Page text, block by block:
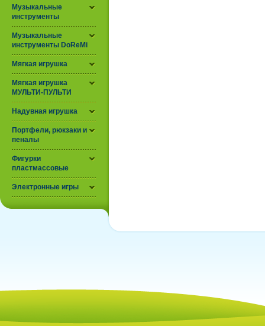
Музыкальные
инструменты
Музыкальные
инструменты DoReMi
Мягкая игрушка
Мягкая игрушка
МУЛЬТИ-ПУЛЬТИ
Надувная игрушка
Портфели, рюкзаки и
пеналы
Фигурки
пластмассовые
Электронные игры